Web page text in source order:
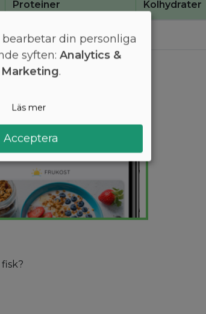
Proteiner Kolhydrater
19
din personliga
syften: Analytics &
Marketing.
Läs mer
Acceptera